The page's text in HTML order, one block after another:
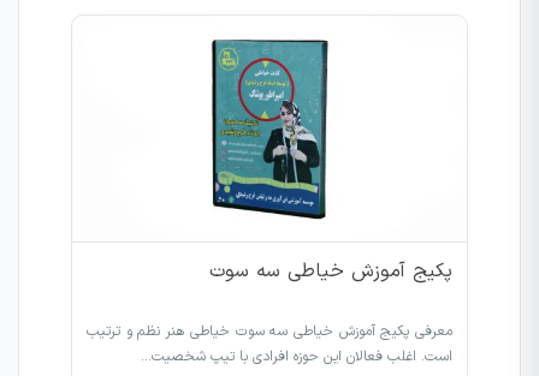
پکیج آموزش خیاطی سه سوت
معرفی پکیج آموزش خیاطی سه سوت خیاطی هنر نظم و ترتیب
است. اغلب فعالان این حوزه افرادی با تیپ شخصیت…